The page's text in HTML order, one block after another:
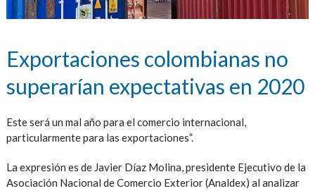
Exportaciones colombianas no
superarían expectativas en 2020
Este será un mal año para el comercio internacional,
particularmente para las exportaciones”.
La expresión es de Javier Díaz Molina, presidente Ejecutivo de la
Asociación Nacional de Comercio Exterior (Analdex) al analizar